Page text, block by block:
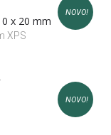
NOVO!
x 20 mm
XPS
NOVO!